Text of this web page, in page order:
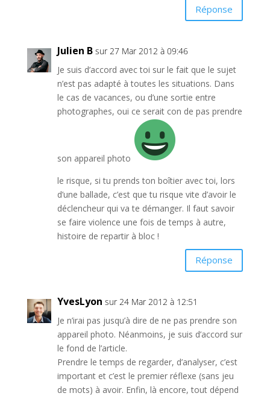
Réponse
Julien B sur 27 Mar 2012 à 09:46
Je suis d’accord avec toi sur le fait que le sujet
n’est pas adapté à toutes les situations. Dans
le cas de vacances, ou d’une sortie entre
photographes, oui ce serait con de pas prendre
son appareil photo
le risque, si tu prends ton boîtier avec toi, lors
d’une ballade, c’est que tu risque vite d’avoir le
déclencheur qui va te démanger. Il faut savoir
se faire violence une fois de temps à autre,
histoire de repartir à bloc !
Réponse
YvesLyon sur 24 Mar 2012 à 12:51
Je n’irai pas jusqu’à dire de ne pas prendre son
appareil photo. Néanmoins, je suis d’accord sur
le fond de l’article.
Prendre le temps de regarder, d’analyser, c’est
important et c’est le premier réflexe (sans jeu
de mots) à avoir. Enfin, là encore, tout dépend